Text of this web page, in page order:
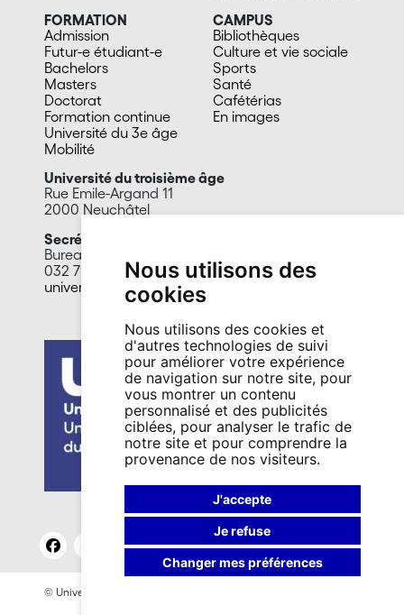
Nous utilisons des
cookies
Nous utilisons des cookies et
d'autres technologies de suivi
pour améliorer votre expérience
de navigation sur notre site, pour
vous montrer un contenu
personnalisé et des publicités
ciblées, pour analyser le trafic de
notre site et pour comprendre la
provenance de nos visiteurs.
J'accepte
Je refuse
Changer mes préférences
FORMATION
Admission
Futur-e étudiant-e
Bachelors
Masters
Doctorat
Formation continue
Université du 3e âge
Mobilité
CAMPUS
Bibliothèques
Culture et vie sociale
Sports
Santé
Cafétérias
En images
Université du troisième âge
Rue Emile-Argand 11
2000 Neuchâtel
Secrétariat
Bureau E020
032 718 11 60
universite.u3a@unine.ch
© Université de Neuchâtel 2026